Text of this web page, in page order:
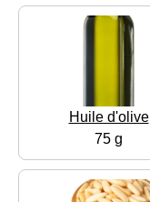
Huile d'olive
75 g